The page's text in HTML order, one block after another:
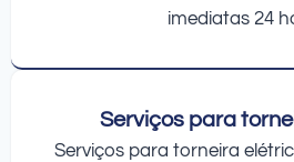
imediatas 24
Serviços para
Serviços para torneira